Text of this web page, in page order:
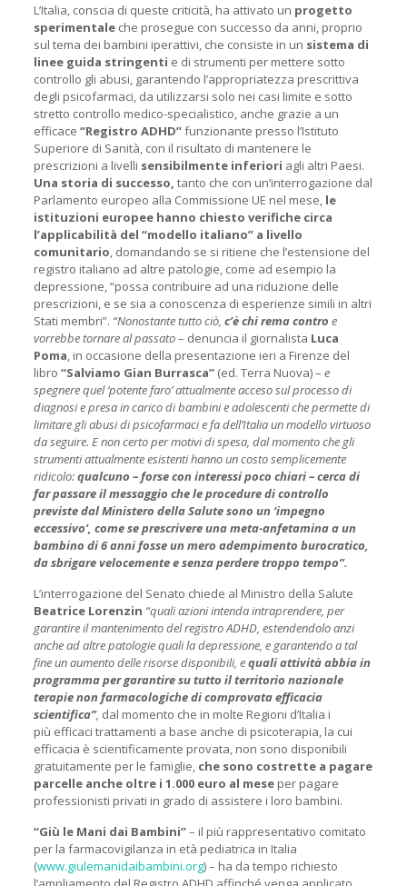
L’Italia, conscia di queste criticità, ha attivato un progetto
sperimentale che prosegue con successo da anni, proprio
sul tema dei bambini iperattivi, che consiste in un sistema di
linee guida stringenti e di strumenti per mettere sotto
controllo gli abusi, garantendo l’appropriatezza prescrittiva
degli psicofarmaci, da utilizzarsi solo nei casi limite e sotto
stretto controllo medico-specialistico, anche grazie a un
efficace “Registro ADHD”funzionante presso l’Istituto
Superiore di Sanità, con il risultato di mantenere le
prescrizioni a livelli sensibilmente inferiori agli altri Paesi.
Una storia di successo, tanto che con un’interrogazione dal
Parlamento europeo alla Commissione UE nel mese, le
istituzioni europee hanno chiesto verifiche circa
l’applicabilità del “modello italiano” a livello
comunitario, domandando se si ritiene che l’estensione del
registro italiano ad altre patologie, come ad esempio la
depressione, “possa contribuire ad una riduzione delle
prescrizioni, e se sia a conoscenza di esperienze simili in altri
Stati membri”. “Nonostante tutto ciò, c’è chi rema contro e
vorrebbe tornare al passato– denuncia il giornalista Luca
Poma, in occasione della presentazione ieri a Firenze del
libro “Salviamo Gian Burrasca”(ed. Terra Nuova) – e
spegnere quel ‘potente faro’ attualmente acceso sul processo di
diagnosi e presa in carico di bambini e adolescenti che permette di
limitare gli abusi di psicofarmaci e fa dell’Italia un modello virtuoso
da seguire. E non certo per motivi di spesa, dal momento che gli
strumenti attualmente esistenti hanno un costo semplicemente
ridicolo:qualcuno – forse con interessi poco chiari – cerca di
far passare il messaggio che le procedure di controllo
previste dal Ministero della Salute sono un ‘impegno
eccessivo’, come se prescrivere una meta-anfetamina a un
bambino di 6 anni fosse un mero adempimento burocratico,
da sbrigare velocemente e senza perdere troppo tempo”.
L’interrogazione del Senato chiede al Ministro della Salute
Beatrice Lorenzin “quali azioni intenda intraprendere, per
garantire il mantenimento del registro ADHD, estendendolo anzi
anche ad altre patologie quali la depressione, e garantendo a tal
fine un aumento delle risorse disponibili, equali attività abbia in
programma per garantire su tutto il territorio nazionale
terapie non farmacologiche di comprovata efficacia
scientifica”, dal momento che in molte Regioni d’Italia i
più efficaci trattamenti a base anche di psicoterapia, la cui
efficacia è scientificamente provata, non sono disponibili
gratuitamente per le famiglie, che sono costrette a pagare
parcelle anche oltre i 1.000 euro al mese per pagare
professionisti privati in grado di assistere i loro bambini.
“Giù le Mani dai Bambini”– il più rappresentativo comitato
per la farmacovigilanza in età pediatrica in Italia
(www.giulemanidaibambini.org) – ha da tempo richiesto